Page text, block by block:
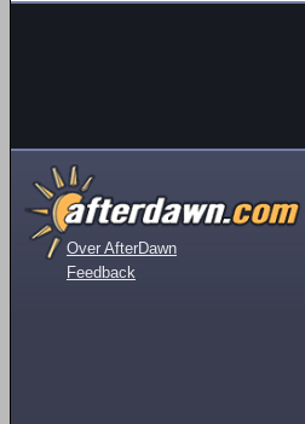
Over AfterDawn
Feedback